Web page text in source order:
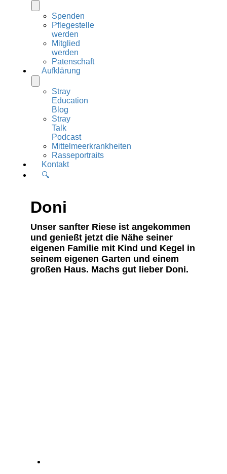
Spenden
Pflegestelle
werden
Mitglied
werden
Patenschaft
Aufklärung
Stray
Education
Blog
Stray
Talk
Podcast
Mittelmeerkrankheiten
Rasseportraits
Kontakt
🔍
Doni
Unser sanfter Riese ist angekommen
und genießt jetzt die Nähe seiner
eigenen Familie mit Kind und Kegel in
seinem eigenen Garten und einem
großen Haus. Machs gut lieber Doni.